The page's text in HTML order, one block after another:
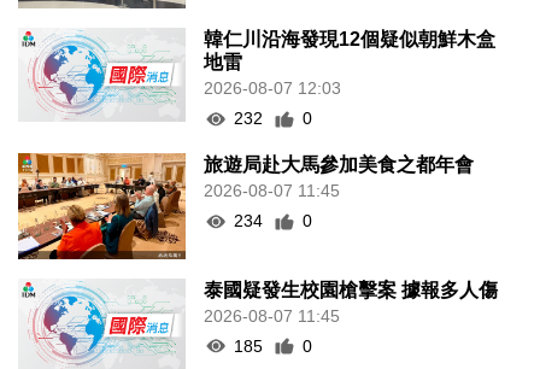
韓仁川沿海發現12個疑似朝鮮木盒
地雷
2026-08-07 12:03
232
0
旅遊局赴大馬參加美食之都年會
2026-08-07 11:45
234
0
泰國疑發生校園槍擊案 據報多人傷
2026-08-07 11:45
185
0